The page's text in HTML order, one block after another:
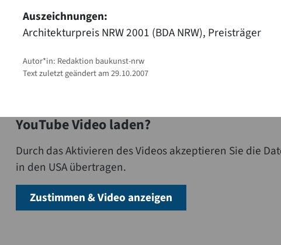
Auszeichnungen:
Architekturpreis NRW 2001 (BDA NRW), Preisträger
Autor*in: Redaktion baukunst-nrw
Text zuletzt geändert am 29.10.2007
YouTube Video laden?
Durch das Aktivieren des Videos akzeptieren Sie die
in den USA übertragen.
Zustimmen & Video anzeigen